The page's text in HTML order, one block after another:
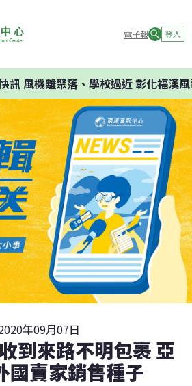
電子報 登入
訊風機離聚落、學校過近 彰化福漢風
年09月07日
到來路不明包裹 亞
國賣家銷售種子